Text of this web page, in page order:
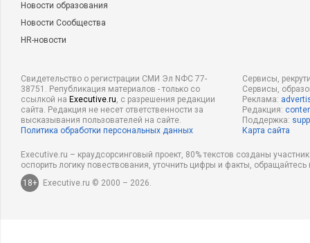
Новости образования
Новости Сообщества
HR-новости
Свидетельство о регистрации СМИ Эл NФС 77-
38751. Републикация материалов - только со
ссылкой на Executive.ru, с разрешения редакции
сайта. Редакция не несет ответственности за
высказывания пользователей на сайте.
Политика обработки персональных данных
Сервисы,
Сервисы,
Реклама:
Редакция:
Поддержка:
Карта сайта
Executive.ru – краудсорсинговый проект, 80% текстов созданы
оспорить логику повествования, уточнить цифры и факты,
18+
Executive.ru © 2000 – 2026.